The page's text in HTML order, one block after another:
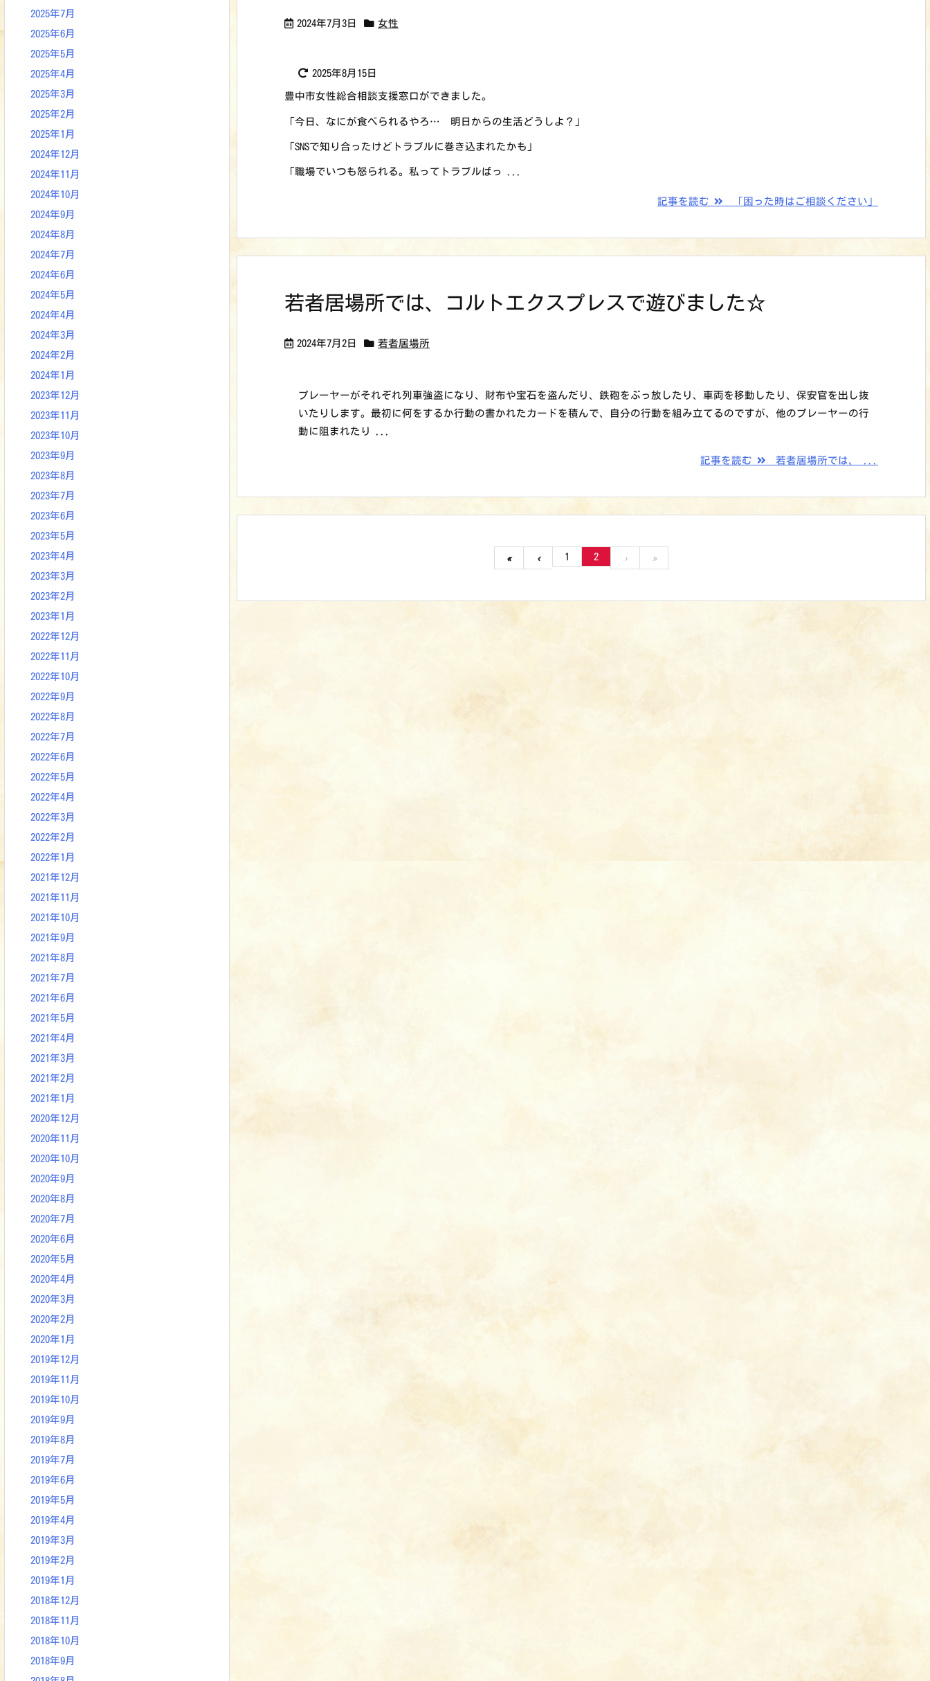
2024年7月3日 女性
2025年8月15日
豊中市女性総合相談支援窓口ができました。
「今日、なにが食べられるやろ… 明日からの生活どうしよ？」
「SNSで知り合ったけどトラブルに巻き込まれたかも」
「職場でいつも怒られる。私ってトラブルばっ ...
記事を読む 「困った時はご相談ください」
若者居場所では、コルトエクスプレスで遊びました☆
2024年7月2日 若者居場所
プレーヤーがそれぞれ列車強盗になり、財布や宝石を盗んだり、鉄砲をぶっ放したり、車両を移動したり、保安官を出し抜
いたりします。最初に何をするか行動の書かれたカードを積んで、自分の行動を組み立てるのですが、他のプレーヤーの行
動に阻まれたり ...
記事を読む 若者居場所では、 ...
« ‹ 1 2 › »
2025年7月
2025年6月
2025年5月
2025年4月
2025年3月
2025年2月
2025年1月
2024年12月
2024年11月
2024年10月
2024年9月
2024年8月
2024年7月
2024年6月
2024年5月
2024年4月
2024年3月
2024年2月
2024年1月
2023年12月
2023年11月
2023年10月
2023年9月
2023年8月
2023年7月
2023年6月
2023年5月
2023年4月
2023年3月
2023年2月
2023年1月
2022年12月
2022年11月
2022年10月
2022年9月
2022年8月
2022年7月
2022年6月
2022年5月
2022年4月
2022年3月
2022年2月
2022年1月
2021年12月
2021年11月
2021年10月
2021年9月
2021年8月
2021年7月
2021年6月
2021年5月
2021年4月
2021年3月
2021年2月
2021年1月
2020年12月
2020年11月
2020年10月
2020年9月
2020年8月
2020年7月
2020年6月
2020年5月
2020年4月
2020年3月
2020年2月
2020年1月
2019年12月
2019年11月
2019年10月
2019年9月
2019年8月
2019年7月
2019年6月
2019年5月
2019年4月
2019年3月
2019年2月
2019年1月
2018年12月
2018年11月
2018年10月
2018年9月